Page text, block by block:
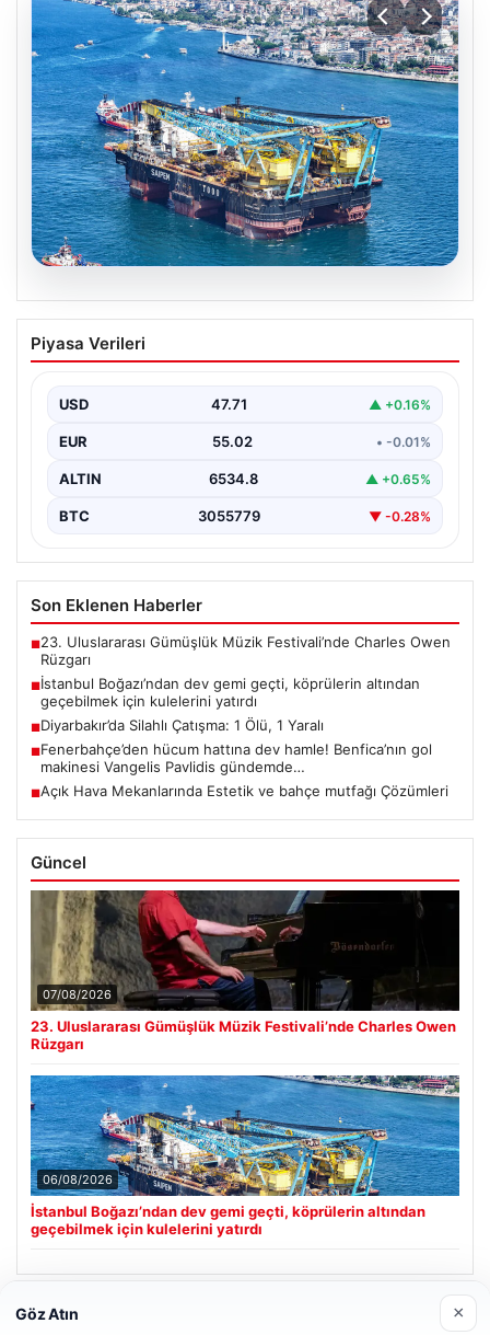
06.08.2026
İstanbul Boğazı’ndan dev gemi geçti,
köprülerin altından geçebilmek için
Bahama bayraklı yarı batık vinç ve boru döşeme gemisi
Piyasa Verileri
USD 47.71 ▲ +0.16%
EUR 55.02 • -0.01%
ALTIN 6534.8 ▲ +0.65%
BTC 3055779 ▼ -0.28%
Son Eklenen Haberler
■23. Uluslararası Gümüşlük Müzik Festivali’nde Charles Owen
Rüzgarı
■İstanbul Boğazı’ndan dev gemi geçti, köprülerin altından
geçebilmek için kulelerini yatırdı
■Diyarbakır’da Silahlı Çatışma: 1 Ölü, 1 Yaralı
■Fenerbahçe’den hücum hattına dev hamle! Benfica’nın gol
makinesi Vangelis Pavlidis gündemde…
■Açık Hava Mekanlarında Estetik ve bahçe mutfağı Çözümleri
Güncel
07/08/2026
23. Uluslararası Gümüşlük Müzik Festivali’nde Charles Owen
Rüzgarı
06/08/2026
İstanbul Boğazı’ndan dev gemi geçti, köprülerin altından
geçebilmek için kulelerini yatırdı
Son Eklenen Firmalar
Göz Atın ×